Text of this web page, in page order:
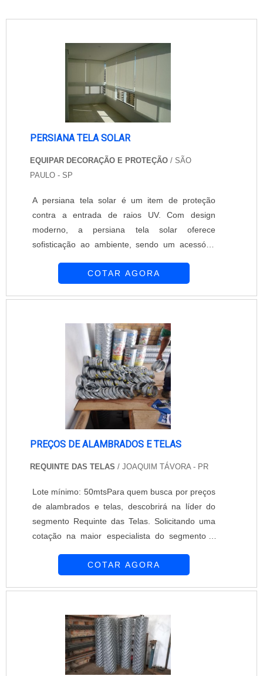
PERSIANA TELA SOLAR
EQUIPAR DECORAÇÃO E PROTEÇÃO / SÃO
PAULO - SP
A persiana tela solar é um item de proteção
contra a entrada de raios UV. Com design
moderno, a persiana tela solar oferece
sofisticação ao ambiente, sendo um acessório
tela solar pode ser feita em ambientes diversos,
profissionais são altamente qualificados e se
COTAR AGORA
PREÇOS DE ALAMBRADOS E TELAS
REQUINTE DAS TELAS / JOAQUIM TÁVORA - PR
Lote mínimo: 50mtsPara quem busca por preços
de alambrados e telas, descobrirá na líder do
segmento Requinte das Telas. Solicitando uma
cotação na maior especialista do segmento e
área de atuação.É importante lembrar que o
materiais, além de evitar prejuízos com subst...
COTAR AGORA